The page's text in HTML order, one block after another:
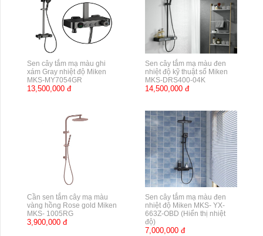
Sen cây tắm mạ màu ghi
xám Gray nhiệt độ Miken
MKS-MY7054GR
13,500,000 đ
Sen cây tắm mạ màu đen
nhiệt độ kỹ thuật số Miken
MKS-DRS400-04K
14,500,000 đ
Cần sen tắm cây mạ màu
vàng hồng Rose gold Miken
MKS- 1005RG
3,900,000 đ
Sen cây tắm mạ màu đen
nhiệt độ Miken MKS- YX-
663Z-OBD (Hiển thị nhiệt
độ)
7,000,000 đ